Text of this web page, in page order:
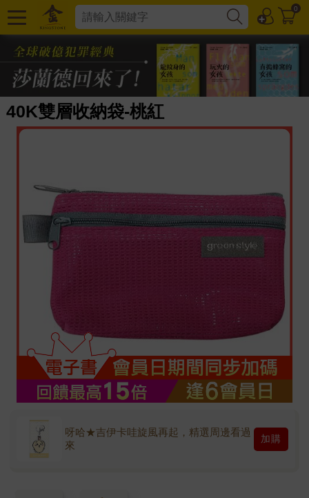
0
40K雙層收納袋-桃紅
呀哈★吉伊卡哇旋風再起，精選周邊看過
來
加購